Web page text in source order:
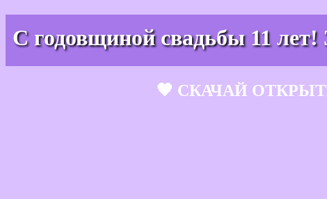
С годовщиной свадьбы 11
🧡 СКАЧАЙ